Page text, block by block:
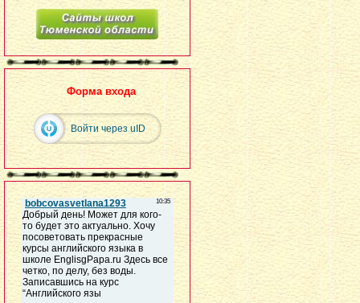
Форма входа
Войти через uID